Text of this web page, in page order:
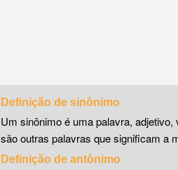
Definição de sinônimo
Um sinônimo é uma palavra,
são outras palavras que significam a
Definição de antônimo